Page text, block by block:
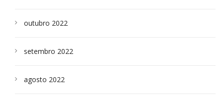
outubro 2022
setembro 2022
agosto 2022